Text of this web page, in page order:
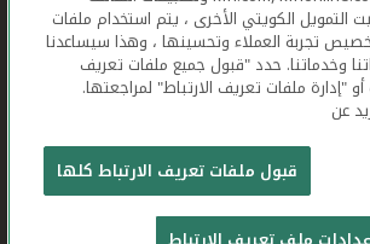
جميع الحقوق محفوظة © 2026
الموقع الإلكتروني
التمويل الكويتي الأخرى ، يتم استخدام ملفات
تجربة العملاء وتحسينها ، وهذا سيساعدنا
وخدماتنا. حدد "قبول جميع ملفات تعريف
أو "إدارة ملفات تعريف الارتباط" لمراجعتها.
عن
قبول ملفات تعريف الارتباط كلها